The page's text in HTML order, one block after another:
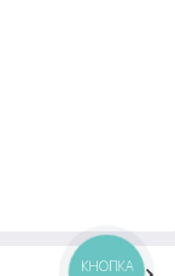
КНОПКА